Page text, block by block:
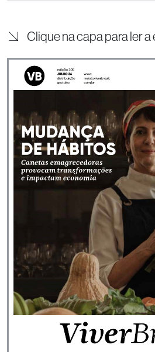
Clique na capa para ler